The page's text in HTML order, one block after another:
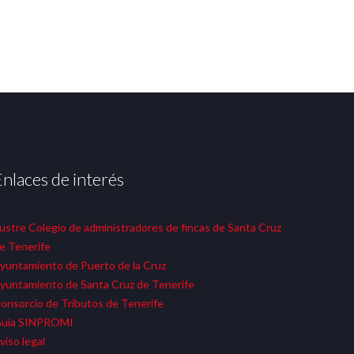
de interés
Colegio de administradores de fincas de Santa Cruz
Tenerife
de Puerto de la Cruz
de Santa Cruz de Tenerife
de Tributos de Tenerife
SINPROMI
legal